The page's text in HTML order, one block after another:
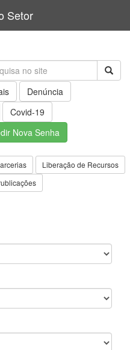
Setor
Denúncia
Covid-19
Nova Senha
Liberação de Recursos